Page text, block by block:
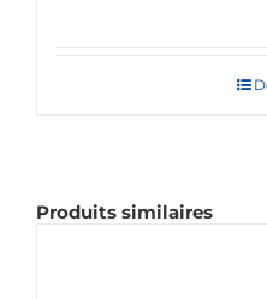
Produits similaires